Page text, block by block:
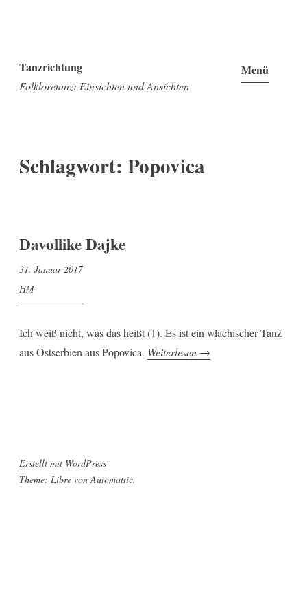
Inhalt
springen
Tanzrichtung
Folkloretanz: Einsichten und Ansichten
Menü
Schlagwort: Popovica
Davollike Dajke
31. Januar 2017
HM
Ich weiß nicht, was das heißt (1). Es ist ein wlachischer Tanz
aus Ostserbien aus Popovica. Weiterlesen „Davollike
→
Erstellt mit WordPress
Theme: Libre vonAutomattic.